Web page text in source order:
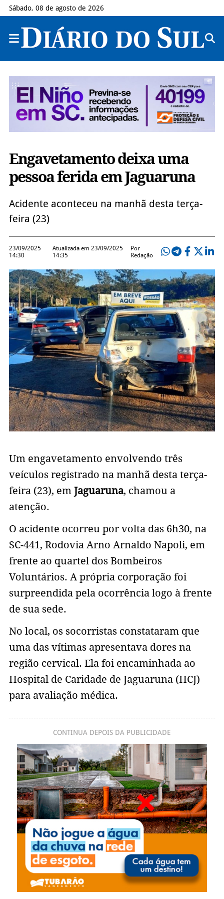
Sábado, 08 de agosto de 2026
Engavetamento deixa uma
pessoa ferida em Jaguaruna
Acidente aconteceu na manhã desta terça-
feira (23)
23/09/2025
14:30
Atualizada em 23/09/2025
14:35
Por
Redação
Um engavetamento envolvendo três
veículos registrado na manhã desta terça-
feira (23), em Jaguaruna, chamou a
atenção.
O acidente ocorreu por volta das 6h30, na
SC-441, Rodovia Arno Arnaldo Napoli, em
frente ao quartel dos Bombeiros
Voluntários. A própria corporação foi
surpreendida pela ocorrência logo à frente
de sua sede.
No local, os socorristas constataram que
uma das vítimas apresentava dores na
região cervical. Ela foi encaminhada ao
Hospital de Caridade de Jaguaruna (HCJ)
para avaliação médica.
CONTINUA DEPOIS DA PUBLICIDADE